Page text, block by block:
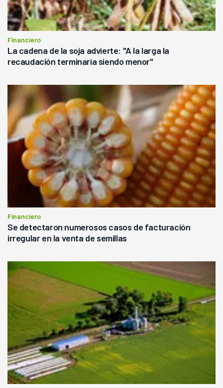
Financiero
La cadena de la soja advierte: "A la larga la
recaudación terminaría siendo menor"
Financiero
Se detectaron numerosos casos de facturación
irregular en la venta de semillas